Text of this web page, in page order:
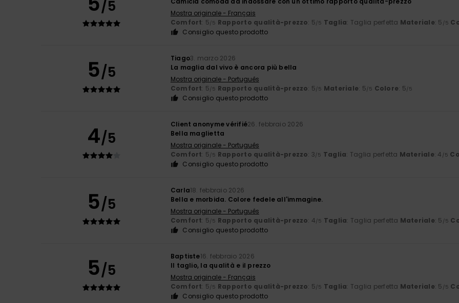
/5
Mostra originale - Français
Comfort: 5/5 Rapporto qualità-prezzo: 5/5 Taglia: Taglia perfetta Materiale: 5 /5
Consiglio questo prodotto
5/5
Tiago3. marzo 2026
La maglia dal vivo è ancora più bella
Mostra originale - Português
Comfort: 5/5 Rapporto qualità-prezzo: 5/5 Materiale: 5/5 Colore: 5/5
Consiglio questo prodotto
4/5
Client anonyme vérifié26. febbraio 2026
Bella maglietta
Mostra originale - Português
Comfort: 5/5 Rapporto qualità-prezzo: 3/5 Taglia: Taglia perfetta Materiale: 4 /5
Consiglio questo prodotto
5/5
Carla18. febbraio 2026
Bella e morbida. Colore fedele all'immagine.
Mostra originale - Português
Comfort: 5/5 Rapporto qualità-prezzo: 4/5 Taglia: Taglia perfetta Materiale: 5 /5
Consiglio questo prodotto
5/5
Baptiste16. febbraio 2026
Il taglio, la qualità e il prezzo
Mostra originale - Français
Comfort: 5/5 Rapporto qualità-prezzo: 5/5 Taglia: Taglia perfetta Materiale: 5 /5
Consiglio questo prodotto